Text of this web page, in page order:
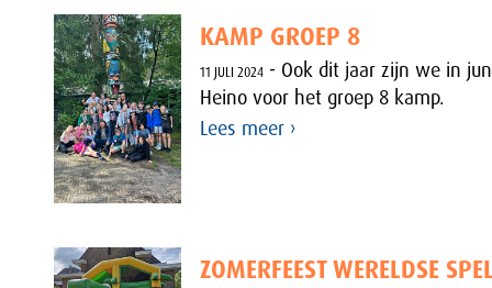
KAMP GROEP 8
11 JULI 2024- Ook dit jaar zijn we in
Heino voor het groep 8 kamp.
Lees meer ›
ZOMERFEEST WERELDSE